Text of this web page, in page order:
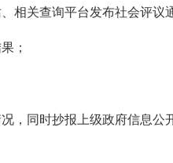
相关查询平台发布社会评议
；
，同时抄报上级政府信息公